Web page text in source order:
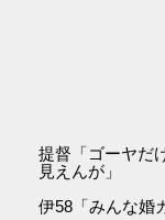
提督「ゴーヤだ
見えんが」
伊58「みんな婚